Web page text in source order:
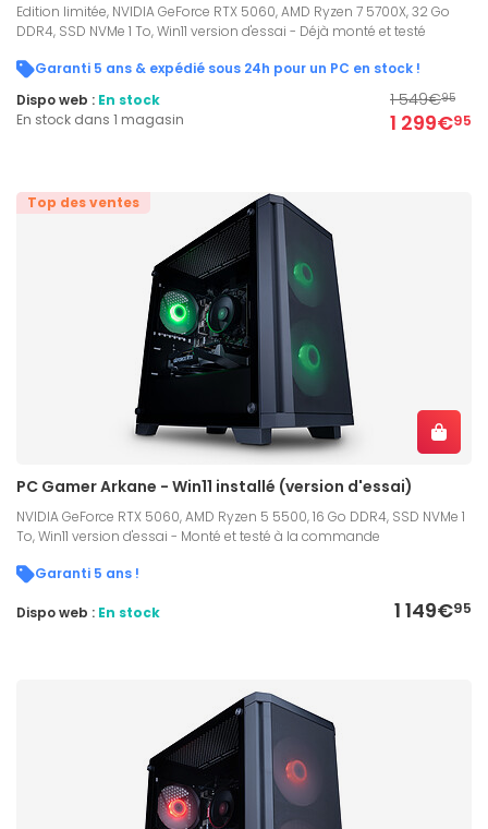
Edition limitée, NVIDIA GeForce RTX 5060, AMD Ryzen 7 5700X, 32 Go
DDR4, SSD NVMe 1 To, Win11 version d'essai - Déjà monté et testé
Garanti 5 ans & expédié sous 24h pour un PC en stock !
1 549€95
1 299€95
Dispo web : En stock
En stock dans 1 magasin
Top des ventes
PC Gamer Arkane - Win11 installé (version d'essai)
NVIDIA GeForce RTX 5060, AMD Ryzen 5 5500, 16 Go DDR4, SSD NVMe 1
To, Win11 version d'essai - Monté et testé à la commande
Garanti 5 ans !
1 149€95
Dispo web : En stock